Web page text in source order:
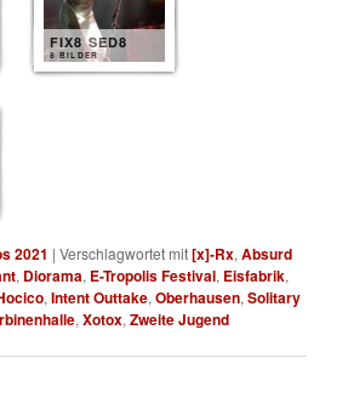
FIX8 SED8
8 BILDER
2021 |Verschlagwortet mit[x]-Rx,Absurd
, Diorama, E-Tropolis Festival, Eisfabrik,
,Intent Outtake,Oberhausen,Solitary
,Xotox,Zweite Jugend